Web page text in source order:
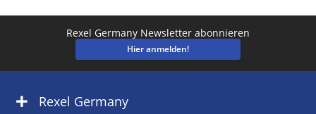
Rexel Germany Newsletter abonnieren
Hier anmelden!
Rexel Germany